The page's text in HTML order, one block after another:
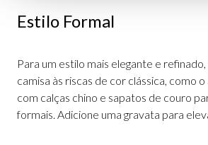
Estilo Formal
Para um estilo mais elegante e
camisa às riscas de cor clássica, como
com calças chino e sapatos de couro
formais. Adicione uma gravata para